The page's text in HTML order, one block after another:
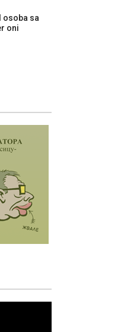
osoba sa
oni